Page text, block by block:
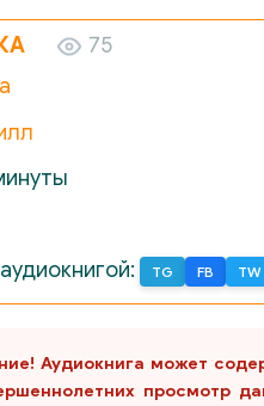
75
TG FB TW
Аудиокнига может
просмотр